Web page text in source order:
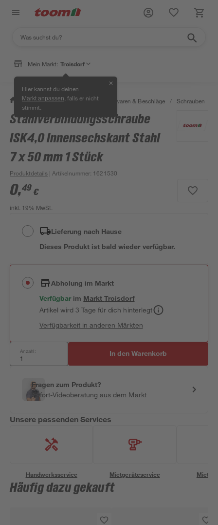
Mein Markt: Troisdorf
Hier kannst du deinen
Markt anpassen , falls er nicht
stimmt.
✕
/ Werkstatt & Maschinen / Eisenwaren & Beschläge / Schrauben
Stahlverbindungsschraube
ISK4,0 Innensechskant Stahl
7 x 50 mm 1 Stück
Produktdetails | Artikelnummer: 1621530
0,49 €
inkl. 19% MwSt.
Lieferung nach Hause
Dieses Produkt ist bald wieder verfügbar.
Abholung im Markt
Verfügbar im MarktTroisdorf
Artikel wird 3 Tage für dich hinterlegt
Verfügbarkeit in anderen Märkten
Anzahl: In den Warenkorb
Fragen zum Produkt?
Sofort-Videoberatung aus dem Markt
Unsere passenden Services
Handwerksservice Mietgeräteservice
Häufig dazu gekauft